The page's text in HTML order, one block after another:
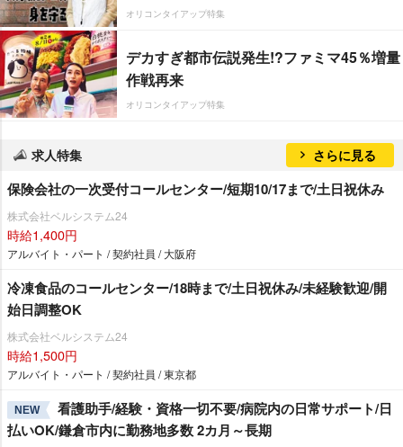
オリコンタイアップ特集
デカすぎ都市伝説発生!?ファミマ45％増量
作戦再来
オリコンタイアップ特集
求人特集 さらに見る
保険会社の一次受付コールセンター/短期10/17まで/土日祝休み
株式会社ベルシステム24
時給1,400円
アルバイト・パート / 契約社員 / 大阪府
冷凍食品のコールセンター/18時まで/土日祝休み/未経験歓迎/開
始日調整OK
株式会社ベルシステム24
時給1,500円
アルバイト・パート / 契約社員 / 東京都
NEW
看護助手/経験・資格一切不要/病院内の日常サポート/日
払いOK/鎌倉市内に勤務地多数 2カ月～長期